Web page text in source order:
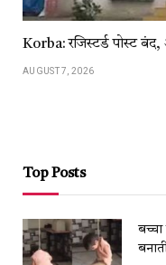
Korba: रजिस्टर्ड पोस्ट
AUGUST 7, 2026
Top Posts